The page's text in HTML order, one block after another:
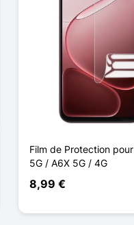
Film de Protection
5G / A6X 5G / 4G
8,99 €